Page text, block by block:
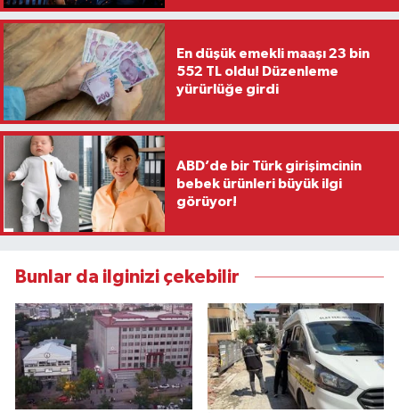
En düşük emekli maaşı 23 bin
552 TL oldu! Düzenleme
yürürlüğe girdi
ABD’de bir Türk girişimcinin
bebek ürünleri büyük ilgi
görüyor!
Bunlar da ilginizi çekebilir